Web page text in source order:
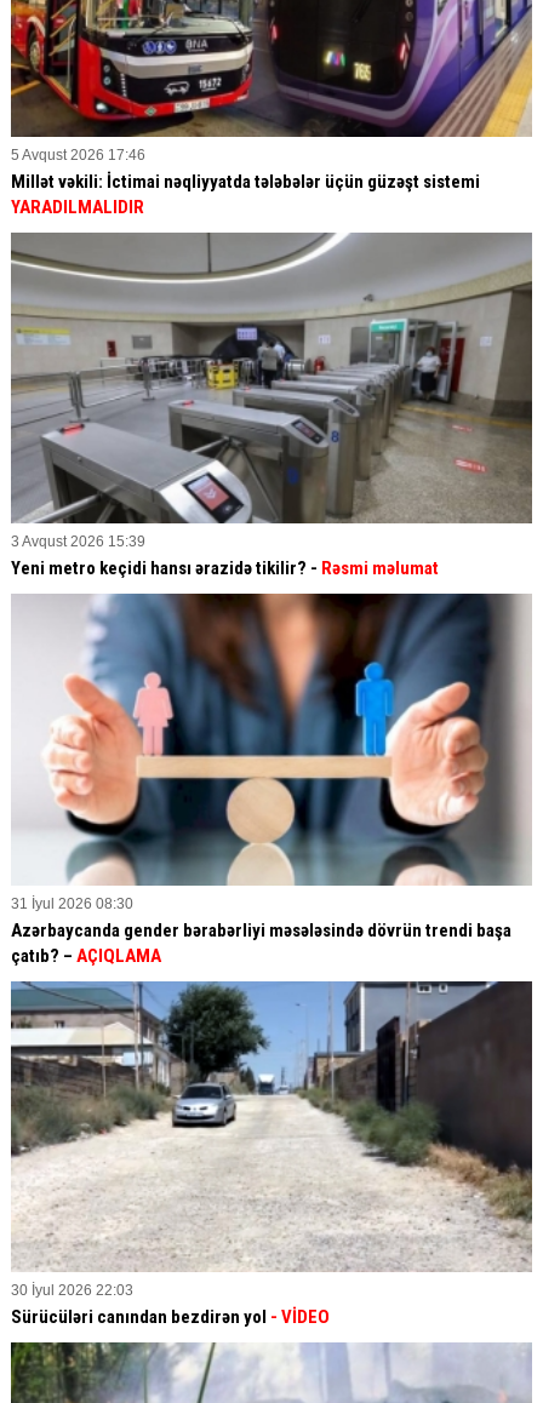
5 Avqust 2026 17:46
Millət vəkili: İctimai nəqliyyatda tələbələr üçün güzəşt sistemi
YARADILMALIDIR
3 Avqust 2026 15:39
Yeni metro keçidi hansı ərazidə tikilir? - Rəsmi məlumat
31 İyul 2026 08:30
Azərbaycanda gender bərabərliyi məsələsində dövrün trendi başa
çatıb? – AÇIQLAMA
30 İyul 2026 22:03
Sürücüləri canından bezdirən yol - VİDEO